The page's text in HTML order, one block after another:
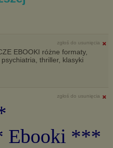
zgłoś do usunięcia
EBOOKI różne formaty,
thriller, klasyki
zgłoś do usunięcia
Ebooki ***